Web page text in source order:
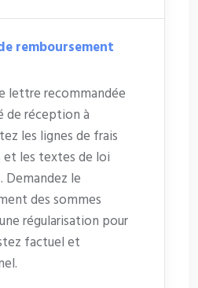
remboursement
lettre recommandée
de réception à
les lignes de frais
les textes de loi
Demandez le
des sommes
régularisation pour
factuel et